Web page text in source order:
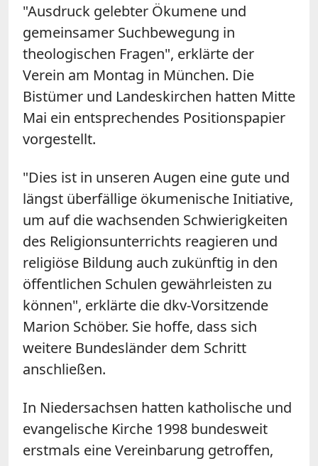
"Ausdruck gelebter Ökumene und
gemeinsamer Suchbewegung in
theologischen Fragen", erklärte der
Verein am Montag in München. Die
Bistümer und Landeskirchen hatten Mitte
Mai ein entsprechendes Positionspapier
vorgestellt.
"Dies ist in unseren Augen eine gute und
längst überfällige ökumenische Initiative,
um auf die wachsenden Schwierigkeiten
des Religionsunterrichts reagieren und
religiöse Bildung auch zukünftig in den
öffentlichen Schulen gewährleisten zu
können", erklärte die dkv-Vorsitzende
Marion Schöber. Sie hoffe, dass sich
weitere Bundesländer dem Schritt
anschließen.
In Niedersachsen hatten katholische und
evangelische Kirche 1998 bundesweit
erstmals eine Vereinbarung getroffen,